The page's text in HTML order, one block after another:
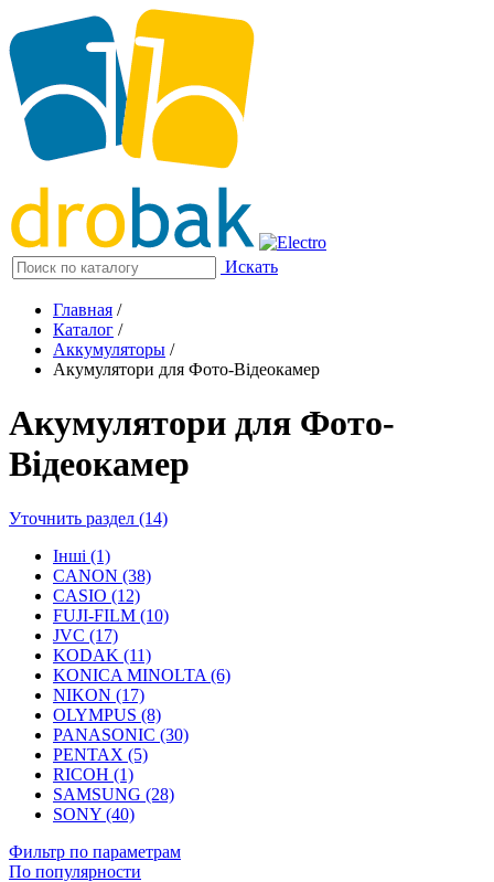
Искать
Главная /
Каталог /
Аккумуляторы /
Акумулятори для Фото-Відеокамер
Акумулятори для Фото-
Відеокамер
Уточнить раздел (14)
Інші (1)
CANON (38)
CASIO (12)
FUJI-FILM (10)
JVC (17)
KODAK (11)
KONICA MINOLTA (6)
NIKON (17)
OLYMPUS (8)
PANASONIC (30)
PENTAX (5)
RICOH (1)
SAMSUNG (28)
SONY (40)
Фильтр по параметрам
По популярности